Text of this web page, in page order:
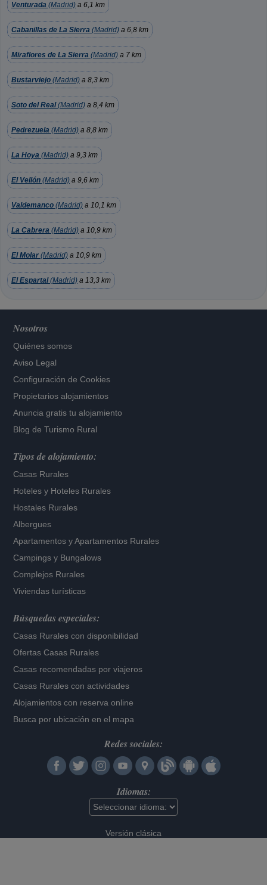
Venturada (Madrid) a 6,1 km
Cabanillas de La Sierra (Madrid) a 6,8 km
Miraflores de La Sierra (Madrid) a 7 km
Bustarviejo (Madrid) a 8,3 km
Soto del Real(Madrid) a 8,4 km
Pedrezuela (Madrid) a 8,8 km
La Hoya (Madrid) a 9,3 km
El Vellón (Madrid) a 9,6 km
Valdemanco (Madrid) a 10,1 km
La Cabrera (Madrid) a 10,9 km
El Molar (Madrid) a 10,9 km
El Espartal(Madrid) a 13,3 km
Nosotros
Quiénes somos
Aviso Legal
Configuración de Cookies
Propietarios alojamientos
Anuncia gratis tu alojamiento
Blog de Turismo Rural
Tipos de alojamiento:
Casas Rurales
Hoteles y Hoteles Rurales
Hostales Rurales
Albergues
Apartamentos yApartamentos Rurales
Campings y Bungalows
Complejos Rurales
Viviendas turísticas
Búsquedas especiales:
Casas Rurales con disponibilidad
Ofertas Casas Rurales
Casas recomendadas por viajeros
Casas Rurales con actividades
Alojamientos con reserva online
Busca por ubicación en el mapa
Redes sociales:
Idiomas:
Versión clásica